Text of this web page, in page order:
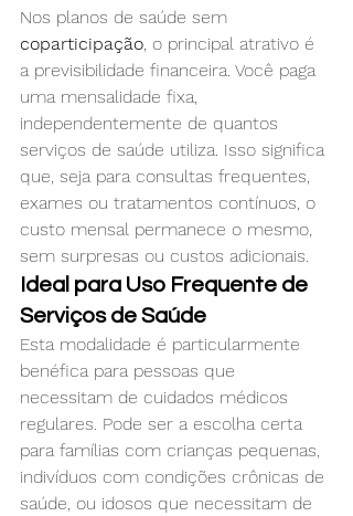
Nos planos de saúde sem
coparticipação, o principal atrativo é
a previsibilidade financeira. Você paga
uma mensalidade fixa,
independentemente de quantos
serviços de saúde utiliza. Isso significa
que, seja para consultas frequentes,
exames ou tratamentos contínuos, o
custo mensal permanece o mesmo,
sem surpresas ou custos adicionais.
Ideal para Uso Frequente de
Serviços de Saúde
Esta modalidade é particularmente
benéfica para pessoas que
necessitam de cuidados médicos
regulares. Pode ser a escolha certa
para famílias com crianças pequenas,
indivíduos com condições crônicas de
saúde, ou idosos que necessitam de